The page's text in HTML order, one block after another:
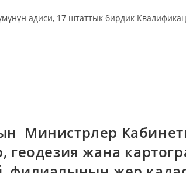
адиси, 17 штаттык бирдик
Министрлер
геодезия жана